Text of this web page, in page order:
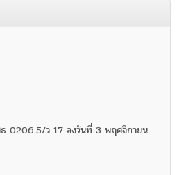
0206.5/ว 17 ลงวันที่ 3 พฤศจิกายน